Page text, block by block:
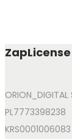
ZapLicense
ORION_DIGITAL
PL7773398238
KRS0001006083